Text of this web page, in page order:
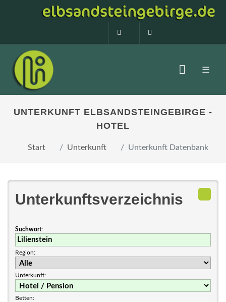
0160 99873408
UNTERKUNFT ELBSANDSTEINGEBIRGE -
HOTEL
Start Unterkunft Unterkunft Datenbank
Unterkunftsverzeichnis
Suchwort:
Region:
Unterkunft:
Betten: